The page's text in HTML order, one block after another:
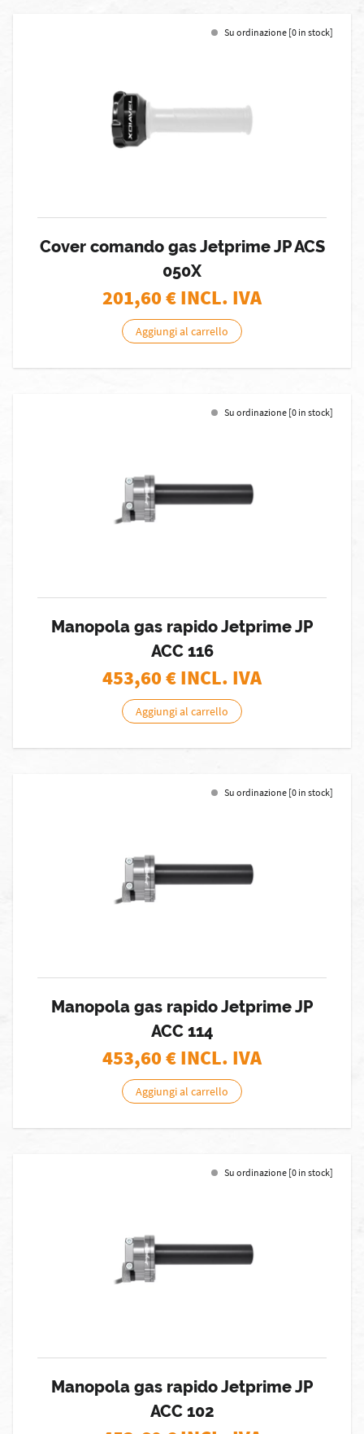
Su ordinazione [0 in stock]
Cover comando gas Jetprime JP ACS
050X
201,60€ INCL. IVA
Aggiungi al carrello
Su ordinazione [0 in stock]
Manopola gas rapido Jetprime JP
ACC 116
453,60€ INCL. IVA
Aggiungi al carrello
Su ordinazione [0 in stock]
Manopola gas rapido Jetprime JP
ACC 114
453,60€ INCL. IVA
Aggiungi al carrello
Su ordinazione [0 in stock]
Manopola gas rapido Jetprime JP
ACC 102